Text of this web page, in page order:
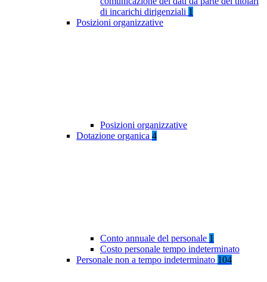
di incarichi dirigenziali 1
Posizioni organizzative
Posizioni organizzative
Dotazione organica 4
Conto annuale del personale 1
Costo personale tempo indeterminato
Personale non a tempo indeterminato 104